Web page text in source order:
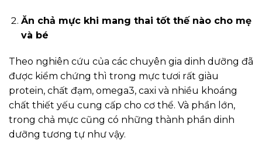
Ăn chả mực khi mang thai tốt thế nào cho mẹ
và bé
Theo nghiên cứu của các chuyên gia dinh dưỡng đã
được kiểm chứng thì trong mực tươi rất giàu
protein, chất đạm, omega3, caxi và nhiều khoáng
chất thiết yếu cung cấp cho cơ thể. Và phần lớn,
trong chả mực cũng có những thành phần dinh
dưỡng tương tự như vậy.